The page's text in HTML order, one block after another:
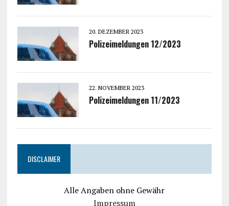
20. DEZEMBER 2023
Polizeimeldungen 12/2023
22. NOVEMBER 2023
Polizeimeldungen 11/2023
DISCLAIMER
Alle Angaben ohne Gewähr
Impressum